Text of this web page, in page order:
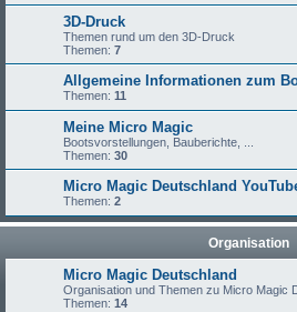
3D-Druck
Themen rund um den 3D-Druck
Themen: 7
Allgemeine Informationen zum
Themen: 11
Meine Micro Magic
Bootsvorstellungen, Bauberichte, ...
Themen: 30
Micro Magic Deutschland
Themen: 2
Organisation
Micro Magic Deutschland
Organisation und Themen zu Micro Magic
Themen: 14